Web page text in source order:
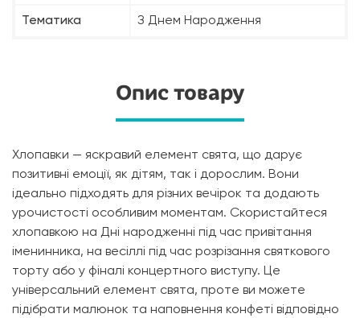
Тематика З Днем Народження
Опис товару
Хлопавки — яскравий елемент свята, що дарує
позитивні емоції, як дітям, так і дорослим. Вони
ідеально підходять для різних вечірок та додають
урочистості особливим моментам. Скористайтеся
хлопавкою на Дні народженні під час привітання
іменинника, на весіллі під час розрізання святкового
торту або у фіналі концертного виступу. Це
універсальний елемент свята, проте ви можете
підібрати малюнок та наповнення конфеті відповідно